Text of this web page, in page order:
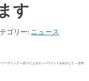
す
ゴリー: ニュース
ーテリング ―語りによるエンパワメントをめざして― 近年、